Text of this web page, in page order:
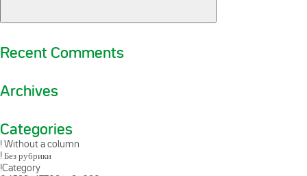
Recent Comments
Archives
Categories
! Without a column
! Без рубрики
!Category